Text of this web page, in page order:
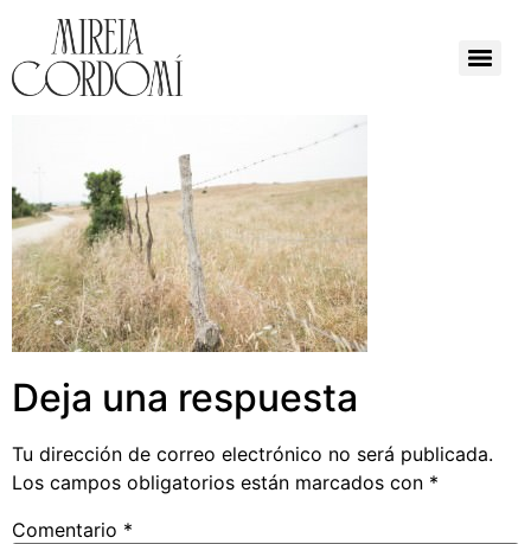
Deja una respuesta
Tu dirección de correo electrónico no será publicada.
Los campos obligatorios están marcados con *
Comentario *